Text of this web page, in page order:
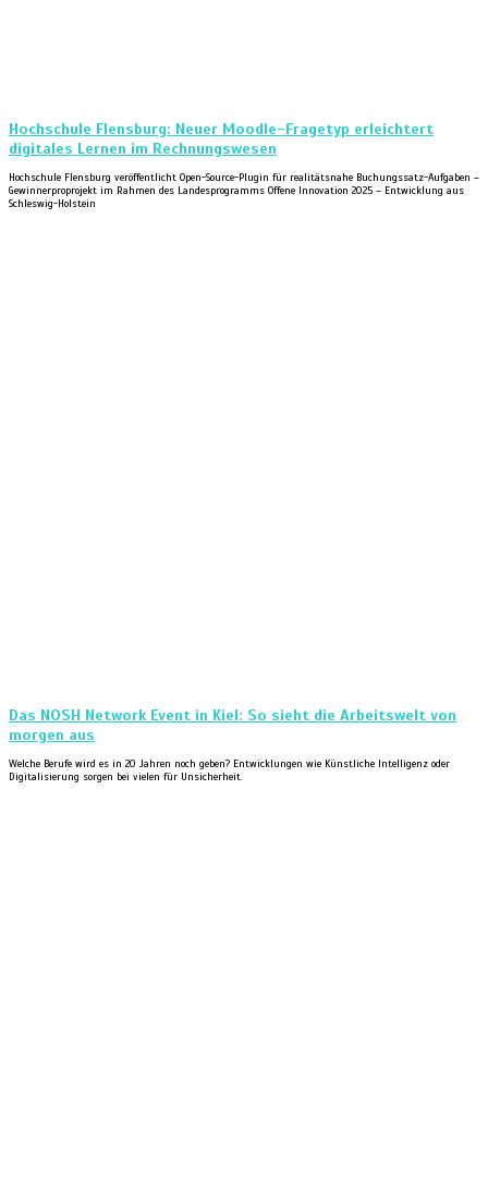
Hochschule Flensburg: Neuer Moodle-Fragetyp erleichtert
digitales Lernen im Rechnungswesen
Hochschule Flensburg veröffentlicht Open-Source-Plugin für realitätsnahe Buchungssatz-Aufgaben –
Gewinnerproprojekt im Rahmen des Landesprogramms Offene Innovation 2025 – Entwicklung aus
Schleswig-Holstein
Das NOSH Network Event in Kiel: So sieht die Arbeitswelt von
morgen aus
Welche Berufe wird es in 20 Jahren noch geben? Entwicklungen wie Künstliche Intelligenz oder
Digitalisierung sorgen bei vielen für Unsicherheit.